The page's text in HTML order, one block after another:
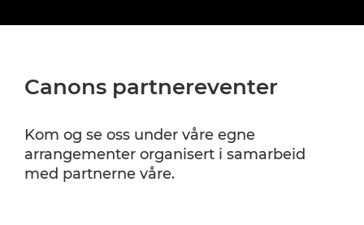
Canons partnereventer
Kom og se oss under våre egne
arrangementer organisert i samarbeid
med partnerne våre.